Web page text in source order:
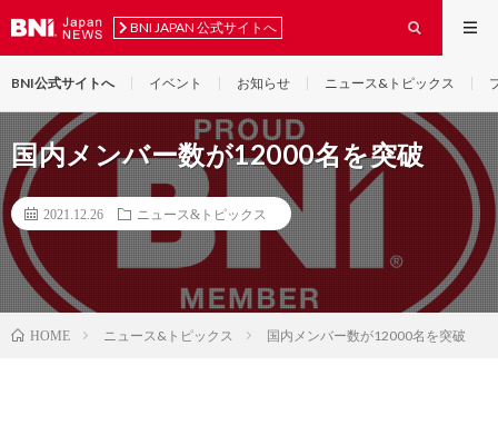
BNI JAPAN 公式サイトへ
BNI公式サイトへ イベント お知らせ ニュース&トピックス
国内メンバー数が12000名を突破
2021.12.26 ニュース&トピックス
HOME ニュース&トピックス 国内メンバー数が12000名を突破